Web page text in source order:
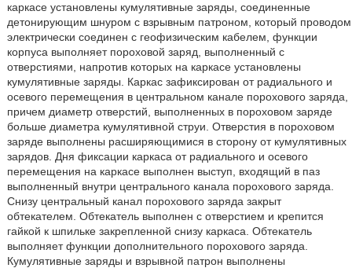
каркасе установлены кумулятивные заряды, соединенные
детонирующим шнуром с взрывным патроном, который проводом
электрически соединен с геофизическим кабелем, функции
корпуса выполняет пороховой заряд, выполненный с
отверстиями, напротив которых на каркасе установлены
кумулятивные заряды. Каркас зафиксирован от радиального и
осевого перемещения в центральном канале порохового заряда,
причем диаметр отверстий, выполненных в пороховом заряде
больше диаметра кумулятивной струи. Отверстия в пороховом
заряде выполнены расширяющимися в сторону от кумулятивных
зарядов. Дня фиксации каркаса от радиального и осевого
перемещения на каркасе выполнен выступ, входящий в паз
выполненный внутри центрального канала порохового заряда.
Снизу центральный канал порохового заряда закрыт
обтекателем. Обтекатель выполнен с отверстием и крепится
гайкой к шпильке закрепленной снизу каркаса. Обтекатель
выполняет функции дополнительного порохового заряда.
Кумулятивные заряды и взрывной патрон выполнены